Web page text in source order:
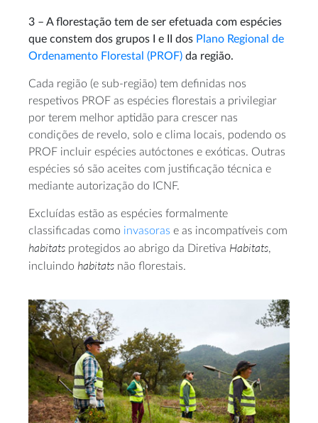
3 – A florestação tem de ser efetuada com espécies
que constem dos grupos I e II dos Plano Regional de
Ordenamento Florestal (PROF) da região.
Cada região (e sub-região) tem definidas nos
respetivos PROF as espécies florestais a privilegiar
por terem melhor aptidão para crescer nas
condições de revelo, solo e clima locais, podendo os
PROF incluir espécies autóctones e exóticas. Outras
espécies só são aceites com justificação técnica e
mediante autorização do ICNF.
Excluídas estão as espécies formalmente
classificadas como invasoras e as incompatíveis com
habitats protegidos ao abrigo da Diretiva Habitats,
incluindo habitats não florestais.